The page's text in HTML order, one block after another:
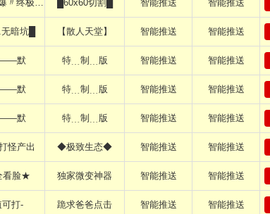
▇▇╱复古〃神器╱╱０充〃当爷╱╱必爆〃终极▇▇ █60x60切割█ 智能推送 智能推送
暗坑█ 【散人天堂】 智能推送 智能推送
默 特﹍制﹍版 智能推送 智能推送
默 特﹍制﹍版 智能推送 智能推送
默 特﹍制﹍版 智能推送 智能推送
怪产出 ◆极致生态◆ 智能推送 智能推送
看脸★ 独家微变神器 智能推送 智能推送
打- 跪求爸爸点击 智能推送 智能推送